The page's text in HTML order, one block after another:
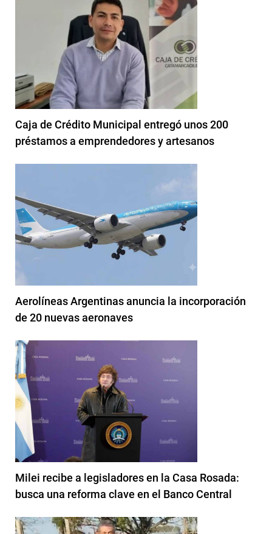
Caja de Crédito Municipal entregó unos 200
préstamos a emprendedores y artesanos
Aerolíneas Argentinas anuncia la incorporación
de 20 nuevas aeronaves
Milei recibe a legisladores en la Casa Rosada:
busca una reforma clave en el Banco Central